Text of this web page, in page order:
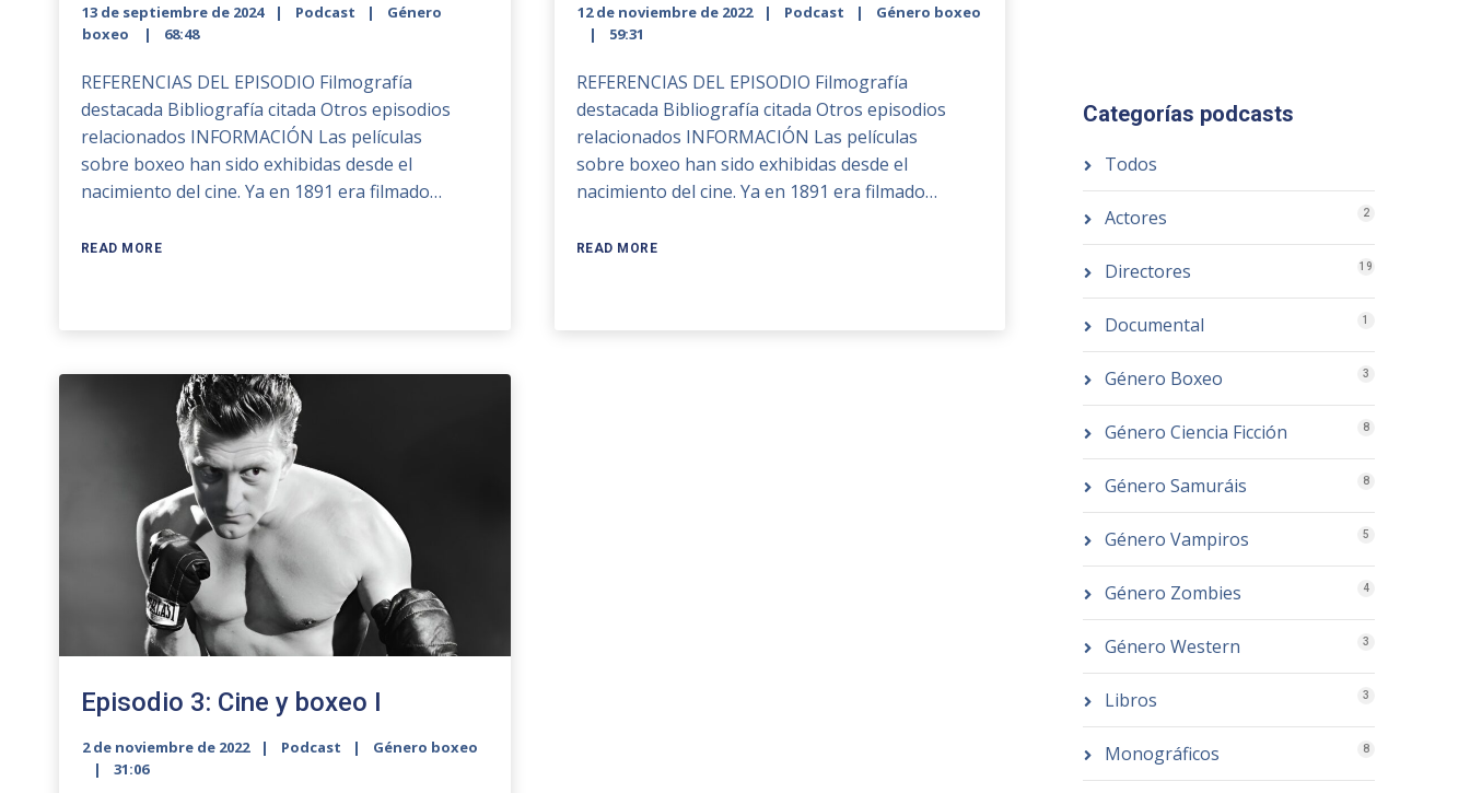
13 de septiembre de 2024 Podcast
Género
boxeo
68:48
REFERENCIAS DEL EPISODIO Filmografía
destacada Bibliografía citada Otros episodios
relacionados INFORMACIÓN Las películas
sobre boxeo han sido exhibidas desde el
nacimiento del cine. Ya en 1891 era filmado…
READ MORE
12 de noviembre de 2022 Podcast
Género boxeo
59:31
REFERENCIAS DEL EPISODIO Filmografía
destacada Bibliografía citada Otros episodios
relacionados INFORMACIÓN Las películas
sobre boxeo han sido exhibidas desde el
nacimiento del cine. Ya en 1891 era filmado…
READ MORE
Episodio 3: Cine y boxeo I
2 de noviembre de 2022 Podcast
Género boxeo
31:06
Categorías podcasts
Todos
Actores 2
Directores 19
Documental 1
Género Boxeo 3
Género Ciencia Ficción 8
Género Samuráis 8
Género Vampiros 5
Género Zombies 4
Género Western 3
Libros 3
Monográficos 8